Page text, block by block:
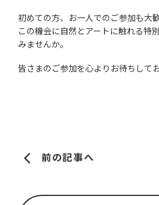
初めての方、お一人でのご参加も大歓
この機会に自然とアートに触れる特
みませんか。
皆さまのご参加を心よりお待ちしてお
前の記事へ